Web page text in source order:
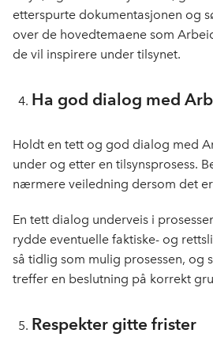
etterspurte dokumentasjonen og
over de hovedtemaene som
de vil inspirere under tilsynet.
Ha god dialog med
Holdt en tett og god dialog med
under og etter en tilsynsprosess.
nærmere veiledning dersom det
En tett dialog underveis i
rydde eventuelle faktiske- og
så tidlig som mulig prosessen, og
treffer en beslutning på korrekt
Respekter gitte frister